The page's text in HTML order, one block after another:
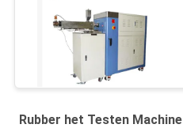
Rubber het Testen Machine